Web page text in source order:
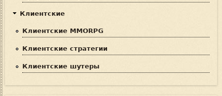
Клиентские
Клиентские MMORPG
Клиентские стратегии
Клиентские шутеры